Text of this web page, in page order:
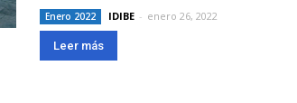
Enero 2022 IDIBE - enero 26, 2022
Leer más